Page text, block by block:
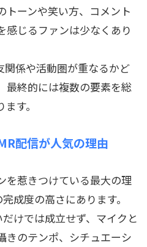
トーンや笑い方、コメント
感じるファンは少なくあり
関係や活動圏が重なるかど
最終的には複数の要素を総
す。
配信が人気の理由
を惹きつけている最大の理
成度の高さにあります。
けでは成立せず、マイクと
きのテンポ、シチュエーシ